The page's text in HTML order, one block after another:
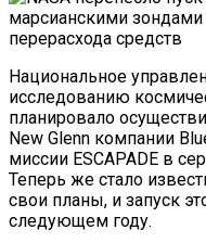
Национальное
исследованию
планировало
New Glenn компании
миссии ESCAPADE в
Теперь же стало
свои планы, и запуск
следующем году.